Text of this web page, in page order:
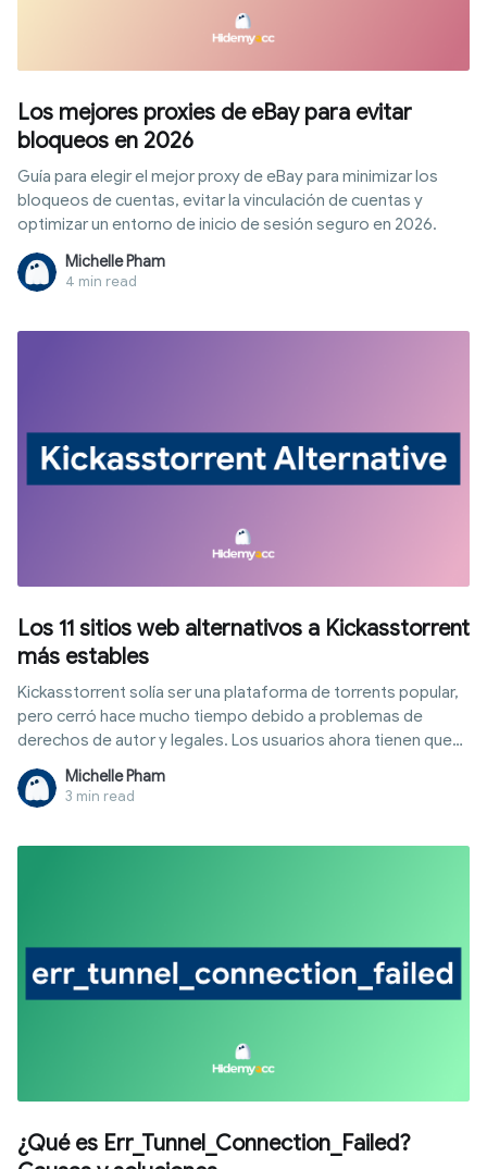
Los mejores proxies de eBay para evitar
bloqueos en 2026
Guía para elegir el mejor proxy de eBay para minimizar los
bloqueos de cuentas, evitar la vinculación de cuentas y
optimizar un entorno de inicio de sesión seguro en 2026.
Michelle Pham
4 min read
Los 11 sitios web alternativos a Kickasstorrent
más estables
Kickasstorrent solía ser una plataforma de torrents popular,
pero cerró hace mucho tiempo debido a problemas de
derechos de autor y legales. Los usuarios ahora tienen que
similares que se mantenga estable. Sin embargo, no todos
los sitios web son confiables, ya que muchas páginas espejo
Michelle Pham
3 min read
¿Qué es Err_Tunnel_Connection_Failed?